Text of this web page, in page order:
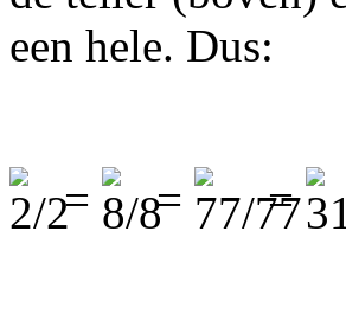
een hele. Dus:
= = =